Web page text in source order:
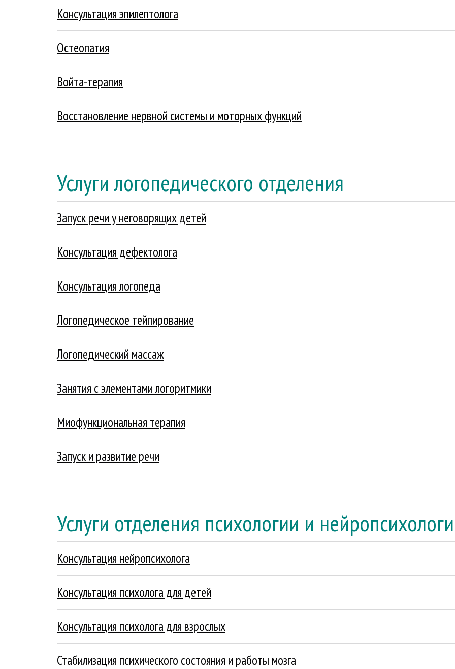
Консультация эпилептолога
Подробнее
Остеопатия
Подробнее
Войта-терапия
Подробнее
Восстановление нервной системы и моторных функций
Услуги логопедического отделения
Запуск речи у неговорящих детей
Подробнее
Консультация дефектолога
Подробнее
Консультация логопеда
Подробнее
Логопедическое тейпирование
Подробнее
Логопедический массаж
Подробнее
Занятия с элементами логоритмики
Подробнее
Миофункциональная терапия
Подробнее
Запуск и развитие речи
Услуги отделения психологии и
Консультация нейропсихолога
Подробнее
Консультация психолога для детей
Подробнее
Консультация психолога для взрослых
Подробнее
Стабилизация психического состояния и работы мозга